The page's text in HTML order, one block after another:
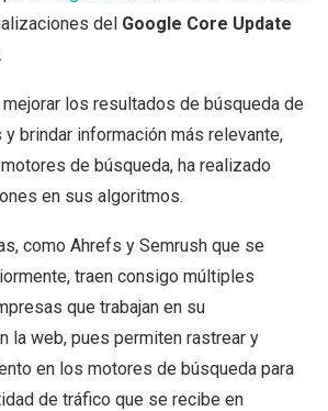
del Google Core Update
los resultados de búsqueda de
brindar información más relevante,
de búsqueda, ha realizado
en sus algoritmos.
como Ahrefs y Semrush que se
traen consigo múltiples
que trabajan en su
la web, pues permiten rastrear y
en los motores de búsqueda para
de tráfico que se recibe en